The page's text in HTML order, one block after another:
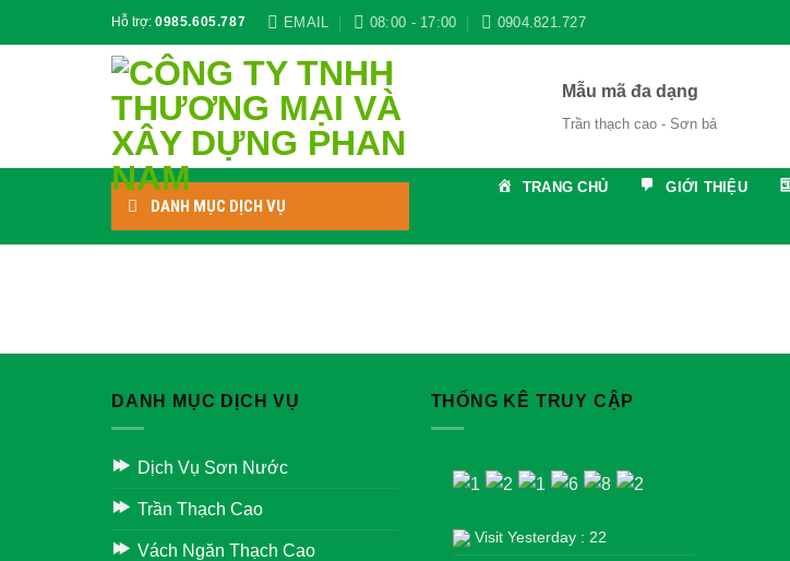
Hỗ trợ: 0985.605.787 EMAIL 08:00 - 17:00 0904.821.727
Mẫu mã đa dạng
Trần thạch cao - Sơn bả
DANH MỤC DỊCH VỤ
TRANG CHỦ GIỚI THIỆU
DANH MỤC DỊCH VỤ
Dịch Vụ Sơn Nước
Trần Thạch Cao
Vách Ngăn Thạch Cao
THỐNG KÊ TRUY CẬP
Visit Yesterday : 22